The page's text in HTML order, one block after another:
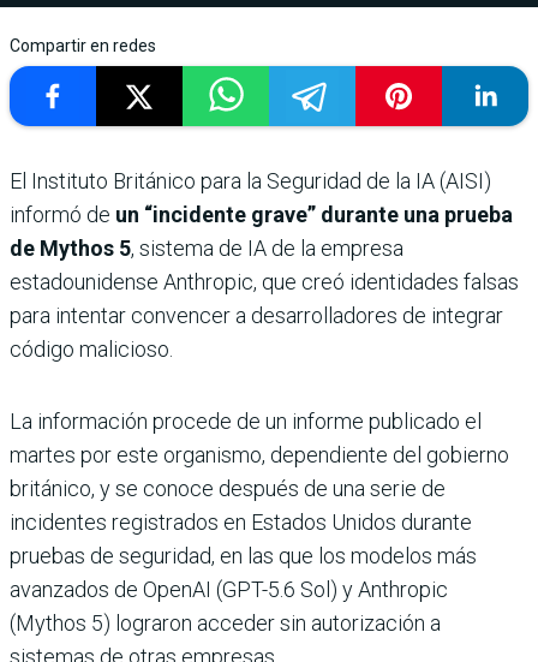
Compartir en redes
El Instituto Británico para la Seguridad de la IA (AISI)
informó de un “incidente grave” durante una prueba
de Mythos 5, sistema de IA de la empresa
estadounidense Anthropic, que creó identidades falsas
para intentar convencer a desarrolladores de integrar
código malicioso.
La información procede de un informe publicado el
martes por este organismo, dependiente del gobierno
británico, y se conoce después de una serie de
incidentes registrados en Estados Unidos durante
pruebas de seguridad, en las que los modelos más
avanzados de OpenAI (GPT-5.6 Sol) y Anthropic
(Mythos 5) lograron acceder sin autorización a
sistemas de otras empresas.